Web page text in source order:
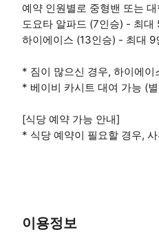
예약 인원별로 중형밴 또는
도요타 알파드 (7인승) - 최
하이에이스 (13인승) - 최대
* 짐이 많으신 경우, 하이에
* 베이비 카시트 대여 가능 (
[식당 예약 가능 안내]
* 식당 예약이 필요할 경우,
이용정보